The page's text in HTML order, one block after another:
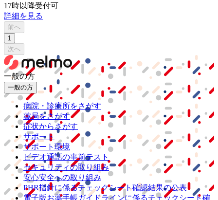
17時以降受付可
詳細を見る
前へ
1
次へ
一般の方
一般の方
病院・診療所をさがす
薬局をさがす
症状からさがす
サポート
サポート環境
ビデオ通話の事前テスト
セキュリティの取り組み
安心安全への取り組み
PHR指針に係るチェックシート確認結果の公表
電子版お薬手帳ガイドラインに係るチェックシート確